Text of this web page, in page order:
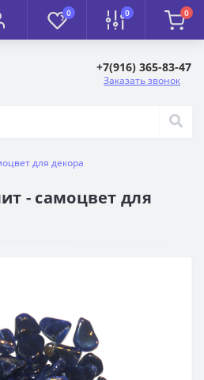
0 0 0
+7(916) 365-83-47
Заказать звонок
для декора
- самоцвет для